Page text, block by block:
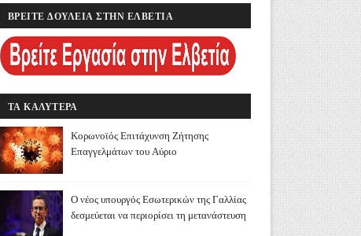
ΒΡΕΙΤΕ ΔΟΥΛΕΙΑ ΣΤΗΝ ΕΛΒΕΤΙΑ
ΤΑ ΚΑΛΥΤΕΡΑ
Κορωνοϊός Επιτάχυνση Ζήτησης
Επαγγελμάτων του Αύριο
Ο νέος υπουργός Εσωτερικών της Γαλλίας
δεσμεύεται να περιορίσει τη μετανάστευση